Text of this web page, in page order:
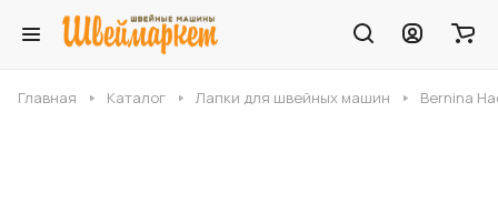
Главная Каталог Лапки для швейных машин Bernina